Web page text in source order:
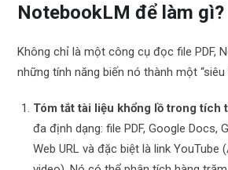
NotebookLM để làm gì?
Không chỉ là một công cụ đọc file PDF,
những tính năng biến nó thành một
Tóm tắt tài liệu khổng lồ trong tích
đa định dạng: file PDF, Google Docs,
Web URL và đặc biệt là link